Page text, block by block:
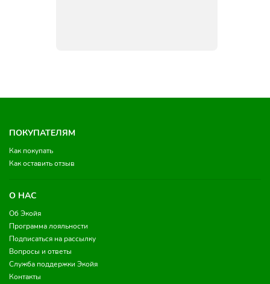
ПОКУПАТЕЛЯМ
Как покупать
Как оставить отзыв
О НАС
Об Экойя
Программа лояльности
Подписаться на рассылку
Вопросы и ответы
Служба поддержки Экойя
Контакты